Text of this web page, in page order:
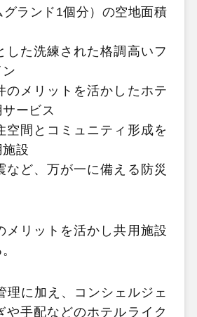
グランド1個分）の空地面積
た洗練された格調高いフ
メリットを活かしたホテ
ービス
間とコミュニティ形成を
設
ど、万が一に備える防災
リットを活かし共用施設
に加え、コンシェルジェ
や手配などのホテルライク